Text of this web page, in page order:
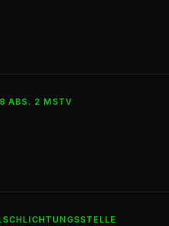
ABS. 2 MSTV